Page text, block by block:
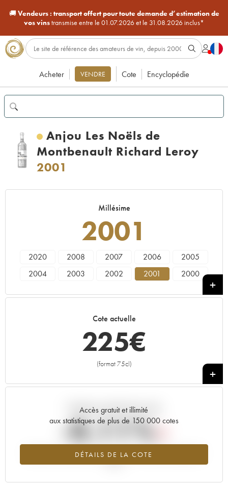
🚚Vendeurs : transport offert pour toute demande d’estimation de
vos vinstransmise entre le 01.07.2026 et le 31.08.2026 inclus*
Acheter VENDRE Cote Encyclopédie
Anjou Les Noëls de
Montbenault Richard Leroy
2001
Millésime
2001
2020 2008 2007 2006
2005
2004
2003 2002 2001 2000
Cote actuelle
225€
(format 75cl)
+
Accès gratuit et illimité
aux statistiques de plus de 150 000 cotes
DÉTAILS DE LA COTE
Tendance actuelle de la cote
-0.11%
Tendance à la baisse du millésime 2001 en 2026 par rapport à